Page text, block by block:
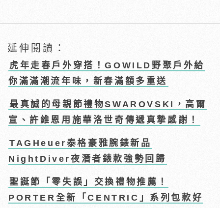
延伸閱讀：
虎年走春戶外穿搭！GOWILD野聚戶外給
你滿滿潮流年味，新春滿額多重送
最真誠的母親節禮物SWAROVSKI，高爾
宣、許維恩用施華洛世奇傳遞真摯感謝！
TAGHeuer泰格豪雅腕錶新品
NightDiver夜潛者錶款強勢回歸
聖誕節「零失誤」交換禮物推薦！
PORTER全新「CENTRIC」系列包款好